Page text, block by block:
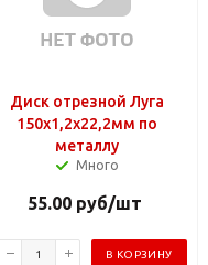
Диск отрезной Луга
150х1,2х22,2мм по
металлу
Много
55.00 руб/шт
В КОРЗИНУ